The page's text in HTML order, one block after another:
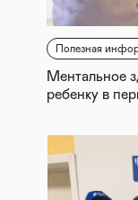
Полезная
Ментальное
ребенку в